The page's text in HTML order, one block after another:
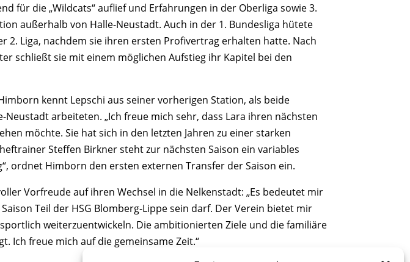
für die „Wildcats“ auflief und Erfahrungen in der Oberliga sowie 3.
außerhalb von Halle-Neustadt. Auch in der 1. Bundesliga hütete
2. Liga, nachdem sie ihren ersten Profivertrag erhalten hatte. Nach
schließt sie mit einem möglichen Aufstieg ihr Kapitel bei den
kennt Lepschi aus seiner vorherigen Station, als beide
Neustadt arbeiteten. „Ich freue mich sehr, dass Lara ihren nächsten
möchte. Sie hat sich in den letzten Jahren zu einer starken
Steffen Birkner steht zur nächsten Saison ein variables
ordnet Himborn den ersten externen Transfer der Saison ein.
Vorfreude auf ihren Wechsel in die Nelkenstadt: „Es bedeutet mir
Teil der HSG Blomberg-Lippe sein darf. Der Verein bietet mir
weiterzuentwickeln. Die ambitionierten Ziele und die familiäre
Ich freue mich auf die gemeinsame Zeit.“